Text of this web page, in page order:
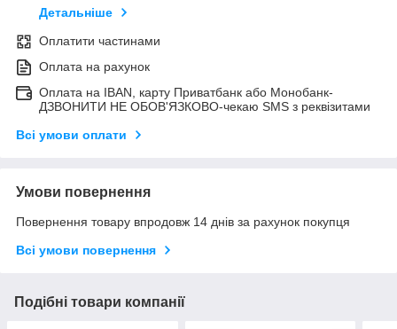
Детальніше
Оплатити частинами
Оплата на рахунок
Оплата на IBAN, карту Приватбанк або Монобанк-
ДЗВОНИТИ НЕ ОБОВ'ЯЗКОВО-чекаю SMS з реквізитами
Всі умови оплати
Умови повернення
Повернення товару впродовж 14 днів за рахунок покупця
Всі умови повернення
Подібні товари компанії